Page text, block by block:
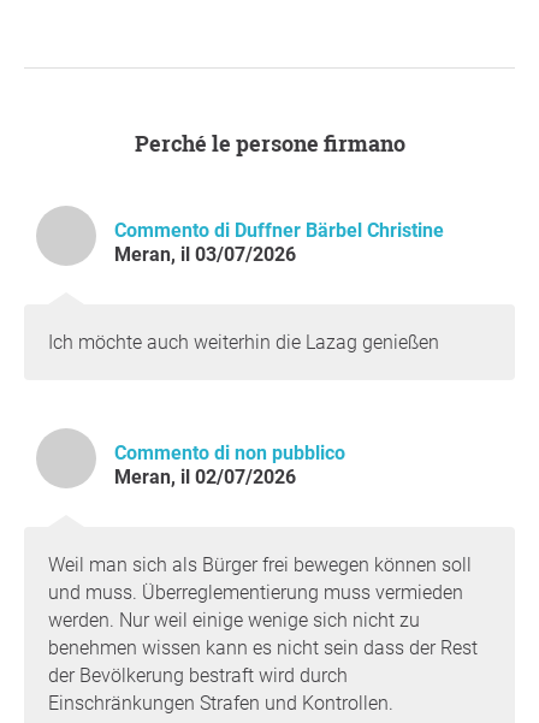
Perché le persone firmano
Commento di Duffner Bärbel Christine
Meran, il 03/07/2026
Ich möchte auch weiterhin die Lazag genießen
Commento di non pubblico
Meran, il 02/07/2026
Weil man sich als Bürger frei bewegen können soll
und muss. Überreglementierung muss vermieden
werden. Nur weil einige wenige sich nicht zu
benehmen wissen kann es nicht sein dass der Rest
der Bevölkerung bestraft wird durch
Einschränkungen Strafen und Kontrollen.